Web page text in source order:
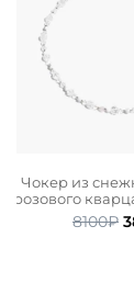
Чокер из
розового
8100₽